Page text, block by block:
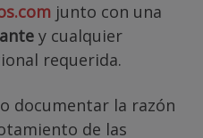
junto con una
y cualquier
requerida.
documentar la razón
de las